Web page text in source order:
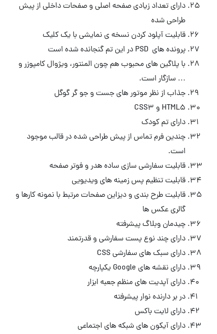
دارای تعداد زیادی صفحه اصلی و صفحات داخلی از پیش
طراحی شده
قابلیت آپلود کردن نسخه ی نمایشی با یک کلیک
پرونده های PSD در این تم گنجانده شده است
با پلاگین های محبوب هم چون المنتور، ویژوال کامپوزر و
… سازگار است.
جذاب از نظر موتور های جست و جو گر گوگل
HTML5 و CSS3
دارای تم کودک
چندین فرم تماس از پیش طراحی شده در قالب موجود
است.
قابلیت سفارشی سازی ساده هدر و فوتر صفحه
قابلیت تنظیم پس زمینه های ویدیویی
قابلیت طرح بندی و دیزاین صفحات مرتبط با نمونه کارها و
گالری عکس ها
چیدمان وبلاگ پیشرفته
دارای چند نوع پست سفارشی و قدرتمند
دارای سبک های سفارشی CSS
دارای نقشه های Google یکپارچه
دارای آپدیت های منظم جعبه ابزار
در بر دارنده نوار پیشرفته
دارای لایت باکس
دارای آیکون های شبکه های اجتماعی